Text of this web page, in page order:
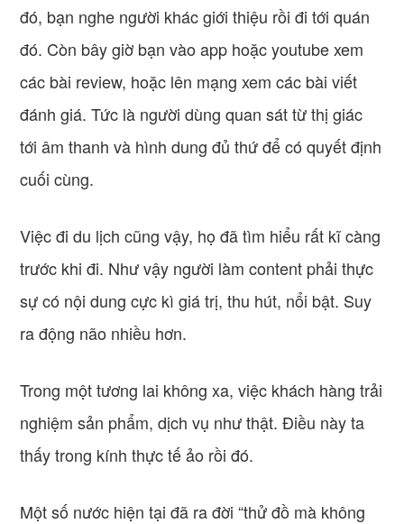
đó, bạn nghe người khác giới thiệu rồi đi tới quán
đó. Còn bây giờ bạn vào app hoặc youtube xem
các bài review, hoặc lên mạng xem các bài viết
đánh giá. Tức là người dùng quan sát từ thị giác
tới âm thanh và hình dung đủ thứ để có quyết định
cuối cùng.
Việc đi du lịch cũng vậy, họ đã tìm hiểu rất kĩ càng
trước khi đi. Như vậy người làm content phải thực
sự có nội dung cực kì giá trị, thu hút, nổi bật. Suy
ra động não nhiều hơn.
Trong một tương lai không xa, việc khách hàng trải
nghiệm sản phẩm, dịch vụ như thật. Điều này ta
thấy trong kính thực tế ảo rồi đó.
Một số nước hiện tại đã ra đời “thử đồ mà không